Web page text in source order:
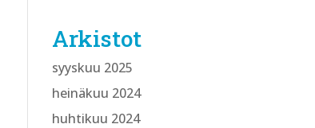
Arkistot
syyskuu 2025
heinäkuu 2024
huhtikuu 2024